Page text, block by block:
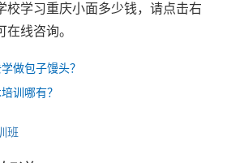
校学习重庆小面多少钱，请点击右
线咨询。
做包子馒头？
训哪有？
班